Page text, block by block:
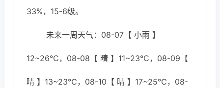
33%，15-6级。
未来一周天气：08-07【 小雨 】
12~26℃，08-08【 晴 】11~23℃，08-09【
晴 】13~23℃，08-10【 晴 】17~25℃，08-